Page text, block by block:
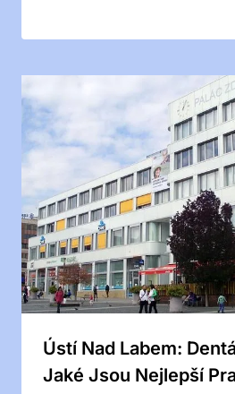
Ústí Nad Labem:
Jaké Jsou Nejlepší